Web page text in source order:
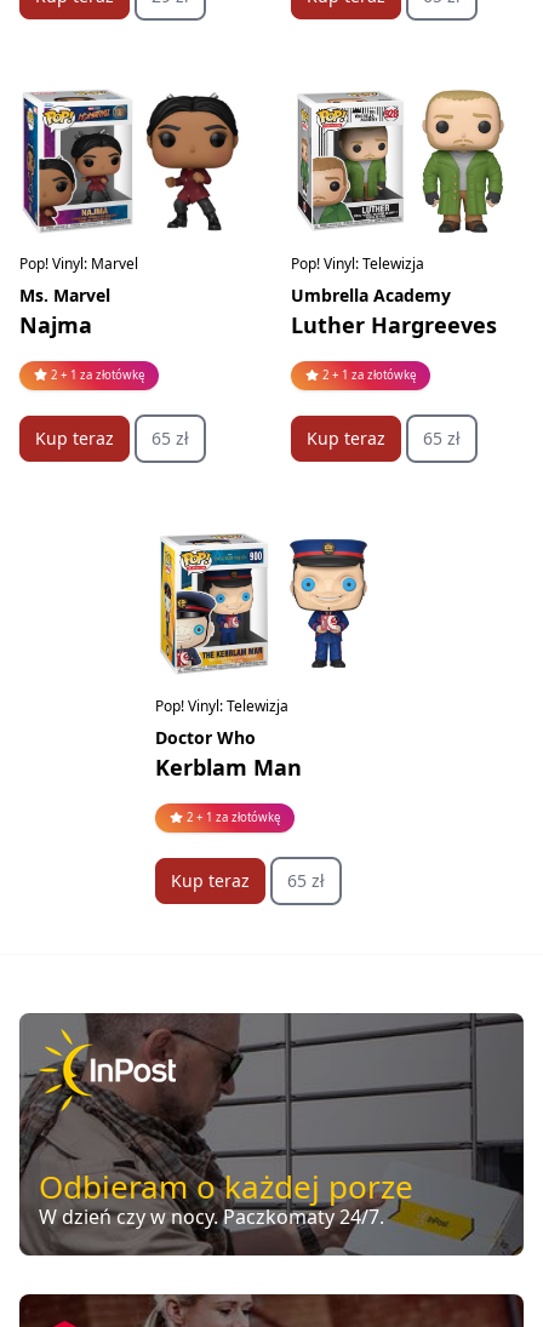
Pop! Vinyl: Marvel
Ms. Marvel
Najma
2 + 1 za złotówkę
Kup teraz 65 zł
Pop! Vinyl: Telewizja
Umbrella Academy
Luther Hargreeves
2 + 1 za złotówkę
Kup teraz 65 zł
Pop! Vinyl: Telewizja
Doctor Who
Kerblam Man
2 + 1 za złotówkę
Kup teraz 65 zł
Odbieram o każdej porze
W dzień czy w nocy. Paczkomaty 24/7.